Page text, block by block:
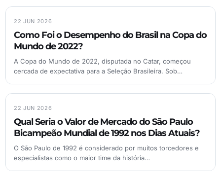
22 JUN 2026
Como Foi o Desempenho do Brasil na Copa do
Mundo de 2022?
A Copa do Mundo de 2022, disputada no Catar, começou
cercada de expectativa para a Seleção Brasileira. Sob…
22 JUN 2026
Qual Seria o Valor de Mercado do São Paulo
Bicampeão Mundial de 1992 nos Dias Atuais?
O São Paulo de 1992 é considerado por muitos torcedores e
especialistas como o maior time da história…